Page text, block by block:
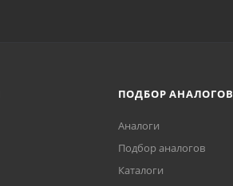
ПОДБОР АНАЛОГОВ
Аналоги
Подбор аналогов
Каталоги